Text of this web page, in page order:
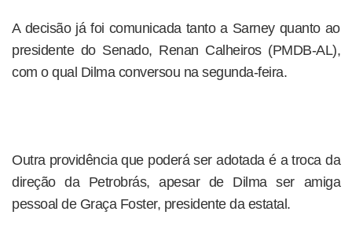
A decisão já foi comunicada tanto a Sarney quanto ao
presidente do Senado, Renan Calheiros (PMDB-AL),
com o qual Dilma conversou na segunda-feira.
Outra providência que poderá ser adotada é a troca da
direção da Petrobrás, apesar de Dilma ser amiga
pessoal de Graça Foster, presidente da estatal.